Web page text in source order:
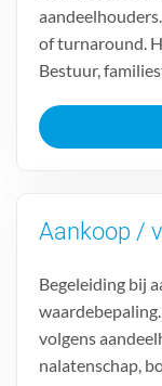
of turnaround.
Bestuur,
Aankoop /
Begeleiding bij
volgens
nalatenschap,